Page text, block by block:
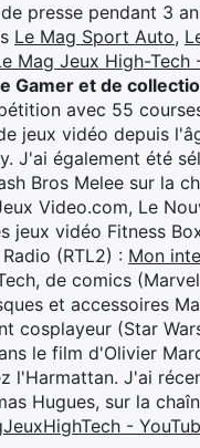
presse pendant 3
Le Mag Sport Auto,
Mag Jeux High-Tech
Gamer et de
avec 55
jeux vidéo depuis
J'ai également été
Bros Melee sur la
Video.com, Le
jeux vidéo Fitness
(RTL2) : Mon
de comics
et accessoires
cosplayeur (Star
le film d'Olivier
l'Harmattan. J'ai
Hugues, sur la
-